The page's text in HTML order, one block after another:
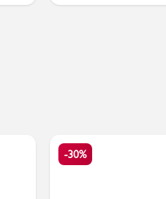
PMagazine
-30%